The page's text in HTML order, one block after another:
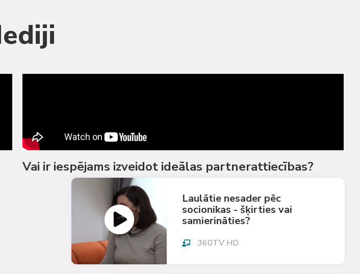
Vai ir iespējams izveidot ideālas partnerattiecības?
Laulātie nesader pēc
socionikas - šķirties vai
samierināties?
360TV HD